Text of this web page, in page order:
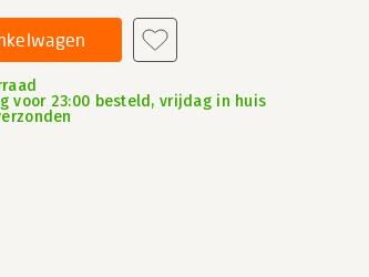
voor 23:00 besteld, vrijdag in huis